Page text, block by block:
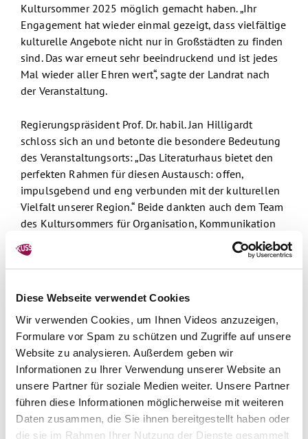
Diese Webseite verwendet Cookies
Wir verwenden Cookies, um Ihnen Videos anzuzeigen,
Formulare vor Spam zu schützen und Zugriffe auf unsere
Website zu analysieren. Außerdem geben wir
Informationen zu Ihrer Verwendung unserer Website an
unsere Partner für soziale Medien weiter. Unsere Partner
führen diese Informationen möglicherweise mit weiteren
Daten zusammen, die Sie ihnen bereitgestellt haben oder
die sie im Rahmen Ihrer Nutzung der Dienste gesammelt
Kultursommer 2025 möglich gemacht haben. „Ihr
Engagement hat wieder einmal gezeigt, dass vielfältige
kulturelle Angebote nicht nur in Großstädten zu finden
sind. Das war erneut sehr beeindruckend und ist jedes
Mal wieder aller Ehren wert“, sagte der Landrat nach
der Veranstaltung.
Regierungspräsident Prof. Dr. habil. Jan Hilligardt
schloss sich an und betonte die besondere Bedeutung
des Veranstaltungsorts: „Das Literaturhaus bietet den
perfekten Rahmen für diesen Austausch: offen,
impulsgebend und eng verbunden mit der kulturellen
Vielfalt unserer Region.“ Beide dankten auch dem Team
des Kultursommers für Organisation, Kommunikation
und die erfolgreiche Umsetzung der diesjährigen
Saison.
Ein wesentlicher Bestandteil der Nachlese war der
Austausch zwischen Kunstschaffenden und
Veranstaltenden. In moderierten Themeninseln wurden
Erfahrungen, Wünsche und Herausforderungen
gesammelt. Besonders geschätzt wurde die
Möglichkeit, Einblicke in die Arbeit anderer Sparten zu